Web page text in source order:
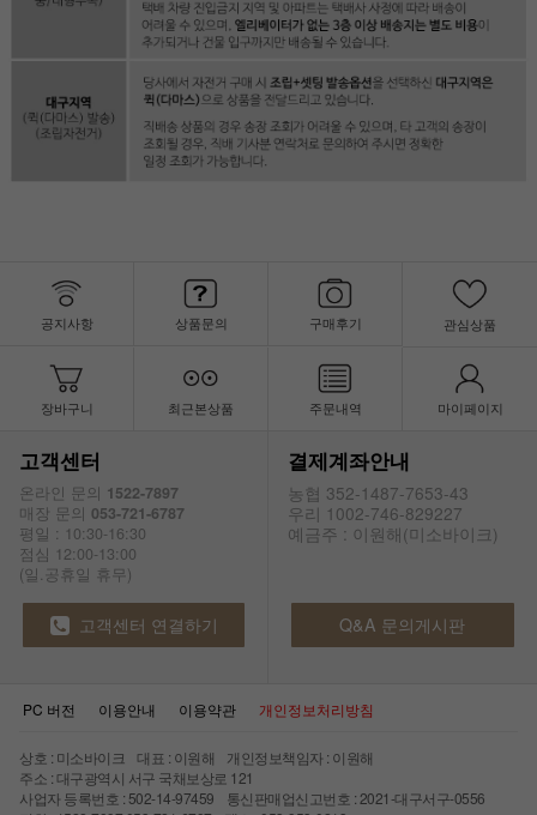
공지사항 상품문의 구매후기 관심상품
장바구니 최근본상품 주문내역 마이페이지
고객센터
온라인 문의 1522-7897
매장 문의 053-721-6787
평일 : 10:30-16:30
점심 12:00-13:00
(일.공휴일 휴무)
결제계좌안내
농협 352-1487-7653-43
우리 1002-746-829227
예금주 : 이원해(미소바이크)
고객센터 연결하기 Q&A 문의게시판
PC 버전 이용안내 이용약관 개인정보처리방침
상호 : 미소바이크 대표 : 이원해 개인정보책임자 : 이원해
주소 : 대구광역시 서구 국채보상로 121
사업자 등록번호 : 502-14-97459 통신판매업신고번호 : 2021-대구서구-0556